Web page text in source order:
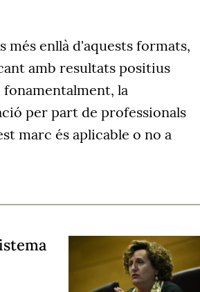
enllà d'aquests formats,
amb resultats positius
la
per part de professionals
marc és aplicable o no a